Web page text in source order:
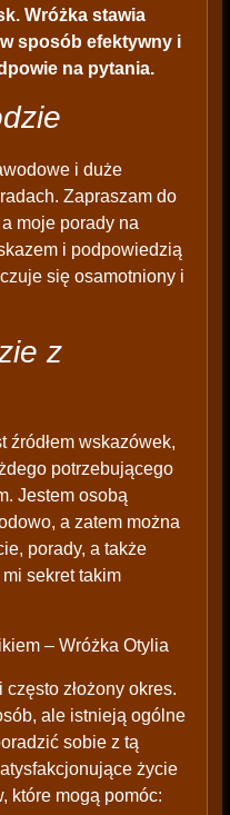
Wróżka stawia
sposób efektywny i
na pytania.
i duże
Zapraszam do
moje porady na
i podpowiedzią
się osamotniony i
z
źródłem wskazówek,
potrzebującego
Jestem osobą
a zatem można
porady, a także
sekret takim
– Wróżka Otylia
złożony okres.
ale istnieją ogólne
sobie z tą
życie
które mogą pomóc: